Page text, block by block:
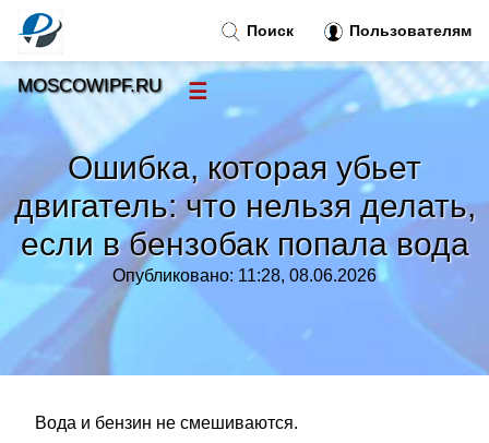
Ошибка, которая убьет
двигатель: что нельзя делать,
если в бензобак попала вода
Опубликовано: 11:28, 08.06.2026
Вода и бензин не смешиваются.
Поиск Пользователям
MOSCOWIPF.RU ☰
Новости
Тренды новостей»
Рубрики»
Правила »
Контакт»